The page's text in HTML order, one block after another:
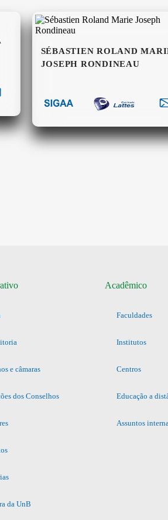
SÉBASTIEN ROLAND
JOSEPH RONDINEAU
e câmaras
dos Conselhos
da UnB
Acadêmico
Faculdades
Institutos
Centros
Educação a
Assuntos